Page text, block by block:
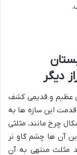
دیگر
عظیم و قدیمی کشف
این سازه ها به
اشکال چرخ مانند، مثلثی
آن ها چشم گاو نر
مثلث منتهی به آن